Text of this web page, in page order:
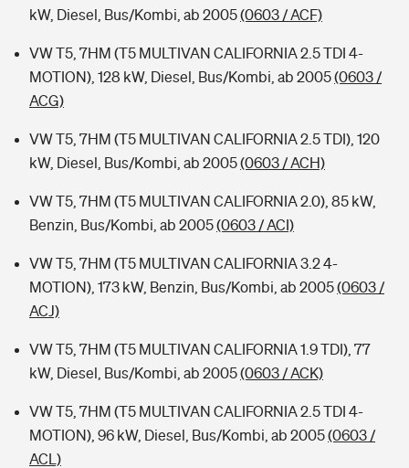
kW, Diesel, Bus/Kombi, ab 2005(0603 / ACF)
VW T5, 7HM (T5 MULTIVAN CALIFORNIA 2.5 TDI 4-
MOTION), 128 kW, Diesel, Bus/Kombi, ab 2005(0603 /
ACG)
VW T5, 7HM (T5 MULTIVAN CALIFORNIA 2.5 TDI), 120
kW, Diesel, Bus/Kombi, ab 2005(0603 / ACH)
VW T5, 7HM (T5 MULTIVAN CALIFORNIA 2.0), 85 kW,
Benzin, Bus/Kombi, ab 2005(0603 / ACI)
VW T5, 7HM (T5 MULTIVAN CALIFORNIA 3.2 4-
MOTION), 173 kW, Benzin, Bus/Kombi, ab 2005(0603 /
ACJ)
VW T5, 7HM (T5 MULTIVAN CALIFORNIA 1.9 TDI), 77
kW, Diesel, Bus/Kombi, ab 2005(0603 / ACK)
VW T5, 7HM (T5 MULTIVAN CALIFORNIA 2.5 TDI 4-
MOTION), 96 kW, Diesel, Bus/Kombi, ab 2005(0603 /
ACL)